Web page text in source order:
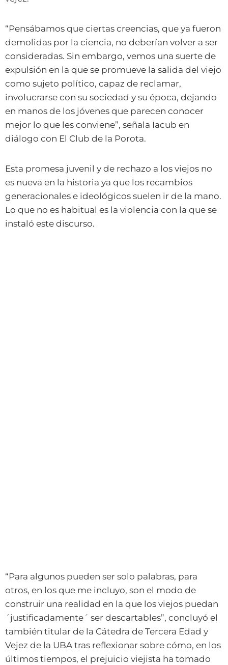
“Pensábamos que ciertas creencias, que ya fueron
demolidas por la ciencia, no deberían volver a ser
consideradas. Sin embargo, vemos una suerte de
expulsión en la que se promueve la salida del viejo
como sujeto político, capaz de reclamar,
involucrarse con su sociedad y su época, dejando
en manos de los jóvenes que parecen conocer
mejor lo que les conviene”, señala Iacub en
diálogo con El Club de la Porota.
Esta promesa juvenil y de rechazo a los viejos no
es nueva en la historia ya que los recambios
generacionales e ideológicos suelen ir de la mano.
Lo que no es habitual es la violencia con la que se
instaló este discurso.
“Para algunos pueden ser solo palabras, para
otros, en los que me incluyo, son el modo de
construir una realidad en la que los viejos puedan
´justificadamente´ ser descartables”, concluyó el
también titular de la Cátedra de Tercera Edad y
Vejez de la UBA tras reflexionar sobre cómo, en los
últimos tiempos, el prejuicio viejista ha tomado